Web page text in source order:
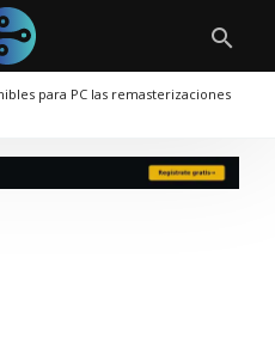
para PC las remasterizaciones